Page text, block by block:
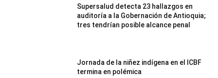
Supersalud detecta 23 hallazgos en
auditoría a la Gobernación de Antioquia;
tres tendrían posible alcance penal
Jornada de la niñez indígena en el ICBF
termina en polémica